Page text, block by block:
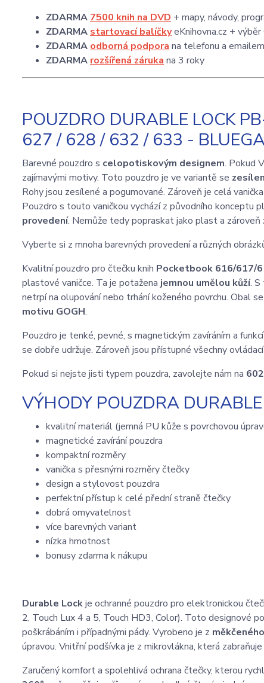
ZDARMA 7500 knih na DVD + mapy, návody,
ZDARMA startovací balíčkyeKnihovna.cz +
ZDARMA odborná podpora na telefonu a emailem
ZDARMA rozšířená záruka na 3 roky
POUZDRO DURABLE LOCK
627 / 628 / 632 / 633 -
Barevné pouzdro s celopotiskovým designem. Pokud
zajímavými motivy. Toto pouzdro je ve variantě se
Rohy jsou zesílené a pogumované. Zároveň je celá vanička
Pouzdro s touto vaničkou vychází z původního konceptu
provedení. Nemůže tedy popraskat jako plast a zároveň
Vyberte si z mnoha barevných provedení a různých
Kvalitní pouzdro pro čtečku knih Pocketbook 616/617/
plastové vaničce. Ta je potažena jemnou umělou kůží. S
netrpí na olupování nebo trhání koženého povrchu. Obal
motivu GOGH.
Pouzdro je tenké, pevné, s magnetickým zavíráním a
se dobře udržuje. Zároveň jsou přístupné všechny
Pokud si nejste jisti typem pouzdra, zavolejte nám na
VÝHODY POUZDRA DURABLE
kvalitní materiál (jemná PU kůže s povrchovou
magnetické zavírání pouzdra
kompaktní rozměry
vanička s přesnými rozměry čtečky
design a stylovost pouzdra
perfektní přístup k celé přední straně čtečky
dobrá omyvatelnost
více barevných variant
nízka hmotnost
bonusy zdarma k nákupu
Durable Lockje ochranné pouzdro pro elektronickou
2, Touch Lux 4 a 5, Touch HD3, Color). Toto designové
poškrábáním i případnými pády. Vyrobeno je z
úpravou. Vnitřní podšívka je z mikrovlákna, která
Zaručený komfort a spolehlivá ochrana čtečky, kterou